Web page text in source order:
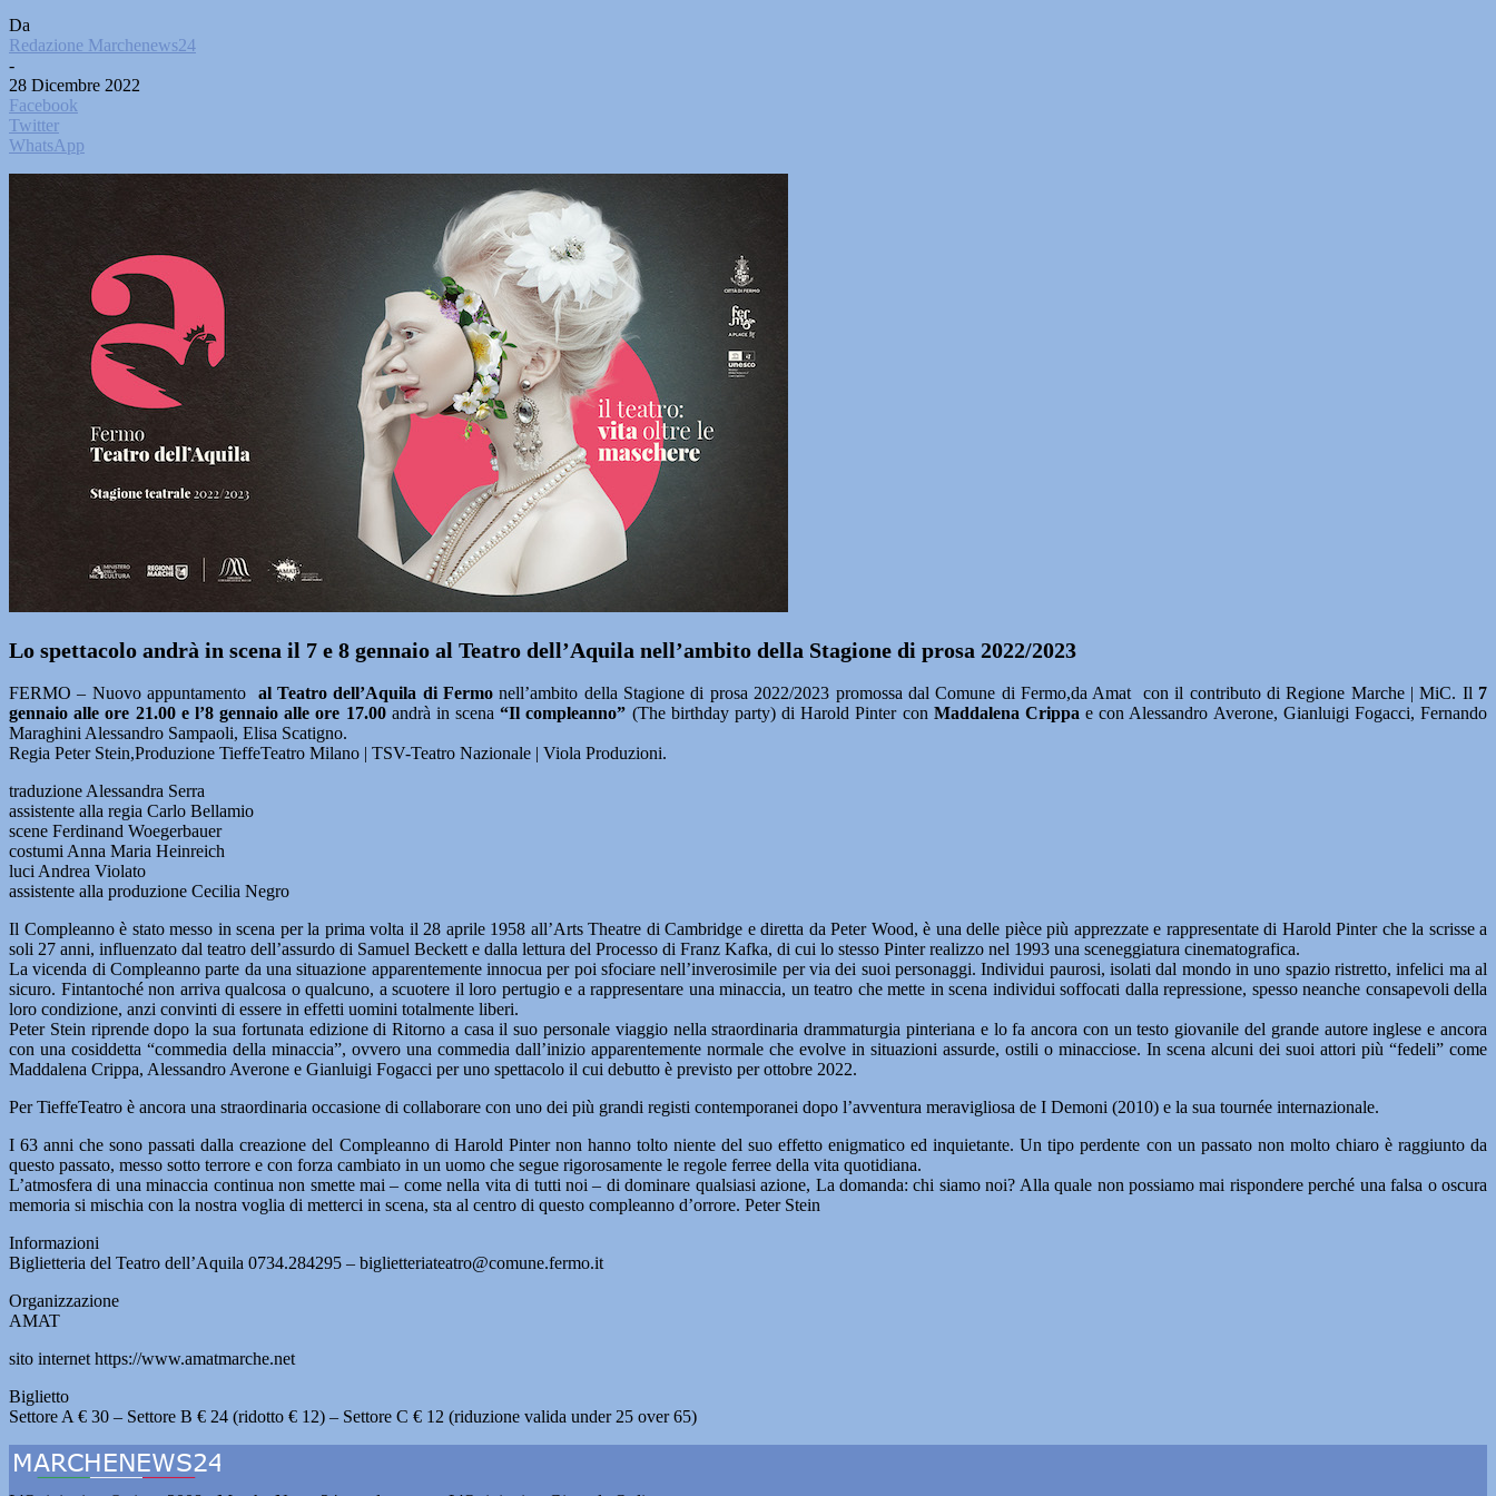
Da
Redazione Marchenews24
-
28 Dicembre 2022
Facebook
Twitter
WhatsApp
Lo spettacolo andrà in scena il 7 e 8 gennaio al Teatro dell’Aquila nell’ambito della Stagione di prosa 2022/2023
FERMO – Nuovo appuntamento al Teatro dell’Aquila di Fermo nell’ambito della Stagione di prosa 2022/2023 promossa dal Comune di Fermo,da Amat con il contributo di Regione Marche | MiC. Il 7
gennaio alle ore 21.00 e l’8 gennaio alle ore 17.00andrà in scena“Il compleanno” (The birthday party) di Harold Pinter con Maddalena Crippa e con Alessandro Averone, Gianluigi Fogacci, Fernando
Maraghini Alessandro Sampaoli, Elisa Scatigno.
Regia Peter Stein,Produzione TieffeTeatro Milano | TSV-Teatro Nazionale | Viola Produzioni.
traduzione Alessandra Serra
assistente alla regia Carlo Bellamio
scene Ferdinand Woegerbauer
costumi Anna Maria Heinreich
luci Andrea Violato
assistente alla produzione Cecilia Negro
Il Compleanno è stato messo in scena per la prima volta il 28 aprile 1958 all’Arts Theatre di Cambridge e diretta da Peter Wood, è una delle pièce più apprezzate e rappresentate di Harold Pinter che la scrisse a
soli 27 anni, influenzato dal teatro dell’assurdo di Samuel Beckett e dalla lettura del Processo di Franz Kafka, di cui lo stesso Pinter realizzo nel 1993 una sceneggiatura cinematografica.
La vicenda di Compleanno parte da una situazione apparentemente innocua per poi sfociare nell’inverosimile per via dei suoi personaggi. Individui paurosi, isolati dal mondo in uno spazio ristretto, infelici ma al
sicuro. Fintantoché non arriva qualcosa o qualcuno, a scuotere il loro pertugio e a rappresentare una minaccia, un teatro che mette in scena individui soffocati dalla repressione, spesso neanche consapevoli della
loro condizione, anzi convinti di essere in effetti uomini totalmente liberi.
Peter Stein riprende dopo la sua fortunata edizione di Ritorno a casa il suo personale viaggio nella straordinaria drammaturgia pinteriana e lo fa ancora con un testo giovanile del grande autore inglese e ancora
con una cosiddetta “commedia della minaccia”, ovvero una commedia dall’inizio apparentemente normale che evolve in situazioni assurde, ostili o minacciose. In scena alcuni dei suoi attori più “fedeli” come
Maddalena Crippa, Alessandro Averone e Gianluigi Fogacci per uno spettacolo il cui debutto è previsto per ottobre 2022.
Per TieffeTeatro è ancora una straordinaria occasione di collaborare con uno dei più grandi registi contemporanei dopo l’avventura meravigliosa de I Demoni (2010) e la sua tournée internazionale.
I 63 anni che sono passati dalla creazione del Compleanno di Harold Pinter non hanno tolto niente del suo effetto enigmatico ed inquietante. Un tipo perdente con un passato non molto chiaro è raggiunto da
questo passato, messo sotto terrore e con forza cambiato in un uomo che segue rigorosamente le regole ferree della vita quotidiana.
L’atmosfera di una minaccia continua non smette mai – come nella vita di tutti noi – di dominare qualsiasi azione, La domanda: chi siamo noi? Alla quale non possiamo mai rispondere perché una falsa o oscura
memoria si mischia con la nostra voglia di metterci in scena, sta al centro di questo compleanno d’orrore. Peter Stein
Informazioni
Biglietteria del Teatro dell’Aquila 0734.284295 – biglietteriateatro@comune.fermo.it
Organizzazione
AMAT
sito internet https://www.amatmarche.net
Biglietto
Settore A € 30 – Settore B € 24 (ridotto € 12) – Settore C € 12 (riduzione valida under 25 over 65)